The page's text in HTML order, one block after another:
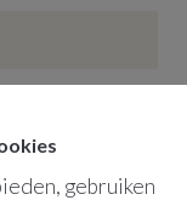
gebruiken